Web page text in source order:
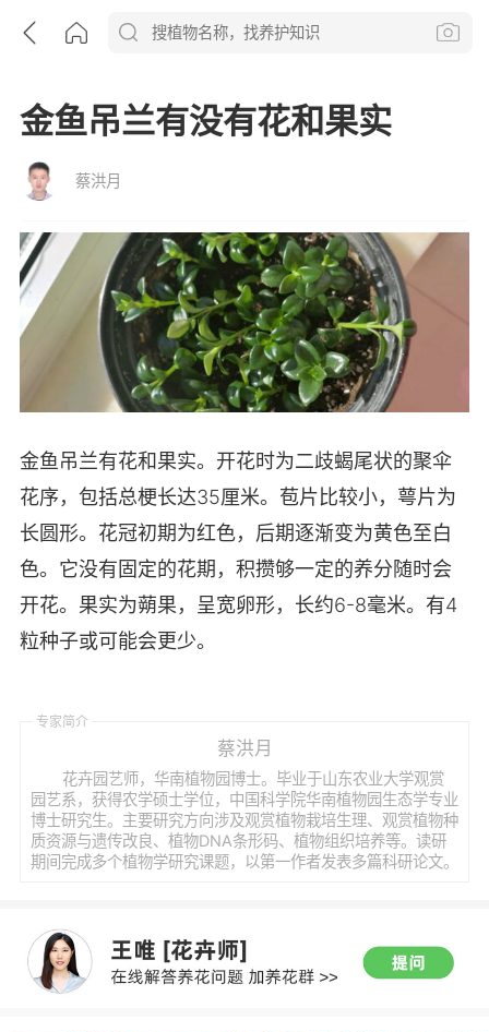
金鱼吊兰有没有花和果实
蔡洪月
金鱼吊兰有花和果实。开花时为二歧蝎尾状的聚伞
花序，包括总梗长达35厘米。苞片比较小，萼片为
长圆形。花冠初期为红色，后期逐渐变为黄色至白
色。它没有固定的花期，积攒够一定的养分随时会
开花。果实为蒴果，呈宽卵形，长约6-8毫米。有4
粒种子或可能会更少。
专家简介
蔡洪月
花卉园艺师，华南植物园博士。毕业于山东农业大学观赏
园艺系，获得农学硕士学位，中国科学院华南植物园生态学专业
博士研究生。主要研究方向涉及观赏植物栽培生理、观赏植物种
质资源与遗传改良、植物DNA条形码、植物组织培养等。读研
期间完成多个植物学研究课题，以第一作者发表多篇科研论文。